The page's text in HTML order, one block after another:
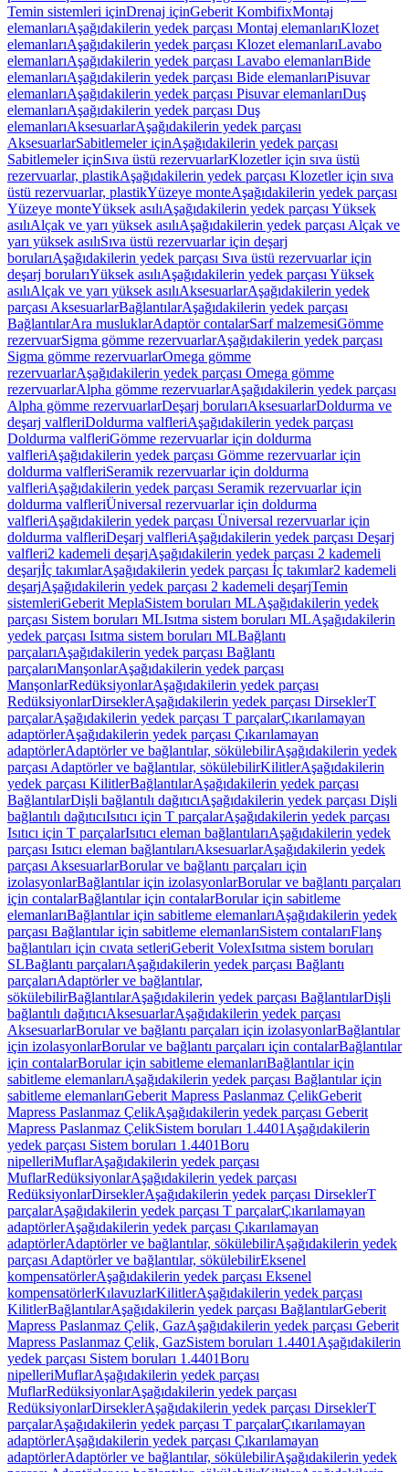
Temin sistemleri içinDrenaj içinGeberit KombifixMontaj
elemanlarıAşağıdakilerin yedek parçası Montaj elemanlarıKlozet
elemanlarıAşağıdakilerin yedek parçası Klozet elemanlarıLavabo
elemanlarıAşağıdakilerin yedek parçası Lavabo elemanlarıBide
elemanlarıAşağıdakilerin yedek parçası Bide elemanlarıPisuvar
elemanlarıAşağıdakilerin yedek parçası Pisuvar elemanlarıDuş
elemanlarıAşağıdakilerin yedek parçası Duş
elemanlarıAksesuarlarAşağıdakilerin yedek parçası
AksesuarlarSabitlemeler içinAşağıdakilerin yedek parçası
Sabitlemeler içinSıva üstü rezervuarlarKlozetler için sıva üstü
rezervuarlar, plastikAşağıdakilerin yedek parçası Klozetler için sıva
üstü rezervuarlar, plastikYüzeye monteAşağıdakilerin yedek parçası
Yüzeye monteYüksek asılıAşağıdakilerin yedek parçası Yüksek
asılıAlçak ve yarı yüksek asılıAşağıdakilerin yedek parçası Alçak ve
yarı yüksek asılıSıva üstü rezervuarlar için deşarj
borularıAşağıdakilerin yedek parçası Sıva üstü rezervuarlar için
deşarj borularıYüksek asılıAşağıdakilerin yedek parçası Yüksek
asılıAlçak ve yarı yüksek asılıAksesuarlarAşağıdakilerin yedek
parçası AksesuarlarBağlantılarAşağıdakilerin yedek parçası
BağlantılarAra musluklarAdaptör contalarSarf malzemesiGömme
rezervuarSigma gömme rezervuarlarAşağıdakilerin yedek parçası
Sigma gömme rezervuarlarOmega gömme
rezervuarlarAşağıdakilerin yedek parçası Omega gömme
rezervuarlarAlpha gömme rezervuarlarAşağıdakilerin yedek parçası
Alpha gömme rezervuarlarDeşarj borularıAksesuarlarDoldurma ve
deşarj valfleriDoldurma valfleriAşağıdakilerin yedek parçası
Doldurma valfleriGömme rezervuarlar için doldurma
valfleriAşağıdakilerin yedek parçası Gömme rezervuarlar için
doldurma valfleriSeramik rezervuarlar için doldurma
valfleriAşağıdakilerin yedek parçası Seramik rezervuarlar için
doldurma valfleriÜniversal rezervuarlar için doldurma
valfleriAşağıdakilerin yedek parçası Üniversal rezervuarlar için
doldurma valfleriDeşarj valfleriAşağıdakilerin yedek parçası Deşarj
valfleri2 kademeli deşarjAşağıdakilerin yedek parçası 2 kademeli
deşarjİç takımlarAşağıdakilerin yedek parçası İç takımlar2 kademeli
deşarjAşağıdakilerin yedek parçası 2 kademeli deşarjTemin
sistemleriGeberit MeplaSistem boruları MLAşağıdakilerin yedek
parçası Sistem boruları MLIsıtma sistem boruları MLAşağıdakilerin
yedek parçası Isıtma sistem boruları MLBağlantı
parçalarıAşağıdakilerin yedek parçası Bağlantı
parçalarıManşonlarAşağıdakilerin yedek parçası
ManşonlarRedüksiyonlarAşağıdakilerin yedek parçası
RedüksiyonlarDirseklerAşağıdakilerin yedek parçası DirseklerT
parçalarAşağıdakilerin yedek parçası T parçalarÇıkarılamayan
adaptörlerAşağıdakilerin yedek parçası Çıkarılamayan
adaptörlerAdaptörler ve bağlantılar, sökülebilirAşağıdakilerin yedek
parçası Adaptörler ve bağlantılar, sökülebilirKilitlerAşağıdakilerin
yedek parçası KilitlerBağlantılarAşağıdakilerin yedek parçası
BağlantılarDişli bağlantılı dağıtıcıAşağıdakilerin yedek parçası Dişli
bağlantılı dağıtıcıIsıtıcı için T parçalarAşağıdakilerin yedek parçası
Isıtıcı için T parçalarIsıtıcı eleman bağlantılarıAşağıdakilerin yedek
parçası Isıtıcı eleman bağlantılarıAksesuarlarAşağıdakilerin yedek
parçası AksesuarlarBorular ve bağlantı parçaları için
izolasyonlarBağlantılar için izolasyonlarBorular ve bağlantı parçaları
için contalarBağlantılar için contalarBorular için sabitleme
elemanlarıBağlantılar için sabitleme elemanlarıAşağıdakilerin yedek
parçası Bağlantılar için sabitleme elemanlarıSistem contalarıFlanş
bağlantıları için cıvata setleriGeberit VolexIsıtma sistem boruları
SLBağlantı parçalarıAşağıdakilerin yedek parçası Bağlantı
parçalarıAdaptörler ve bağlantılar,
sökülebilirBağlantılarAşağıdakilerin yedek parçası BağlantılarDişli
bağlantılı dağıtıcıAksesuarlarAşağıdakilerin yedek parçası
AksesuarlarBorular ve bağlantı parçaları için izolasyonlarBağlantılar
için izolasyonlarBorular ve bağlantı parçaları için contalarBağlantılar
için contalarBorular için sabitleme elemanlarıBağlantılar için
sabitleme elemanlarıAşağıdakilerin yedek parçası Bağlantılar için
sabitleme elemanlarıGeberit Mapress Paslanmaz ÇelikGeberit
Mapress Paslanmaz ÇelikAşağıdakilerin yedek parçası Geberit
Mapress Paslanmaz ÇelikSistem boruları 1.4401 Aşağıdakilerin
yedek parçası Sistem boruları 1.4401Boru
nipelleriMuflarAşağıdakilerin yedek parçası
MuflarRedüksiyonlarAşağıdakilerin yedek parçası
RedüksiyonlarDirseklerAşağıdakilerin yedek parçası DirseklerT
parçalarAşağıdakilerin yedek parçası T parçalarÇıkarılamayan
adaptörlerAşağıdakilerin yedek parçası Çıkarılamayan
adaptörlerAdaptörler ve bağlantılar, sökülebilirAşağıdakilerin yedek
parçası Adaptörler ve bağlantılar, sökülebilirEksenel
kompensatörlerAşağıdakilerin yedek parçası Eksenel
kompensatörlerKılavuzlarKilitlerAşağıdakilerin yedek parçası
KilitlerBağlantılarAşağıdakilerin yedek parçası BağlantılarGeberit
Mapress Paslanmaz Çelik, GazAşağıdakilerin yedek parçası Geberit
Mapress Paslanmaz Çelik, GazSistem boruları 1.4401 Aşağıdakilerin
yedek parçası Sistem boruları 1.4401Boru
nipelleriMuflarAşağıdakilerin yedek parçası
MuflarRedüksiyonlarAşağıdakilerin yedek parçası
RedüksiyonlarDirseklerAşağıdakilerin yedek parçası DirseklerT
parçalarAşağıdakilerin yedek parçası T parçalarÇıkarılamayan
adaptörlerAşağıdakilerin yedek parçası Çıkarılamayan
adaptörlerAdaptörler ve bağlantılar, sökülebilirAşağıdakilerin yedek